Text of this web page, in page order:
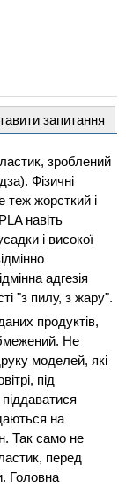
запитання
зроблений
Фізичні
теж жорсткий і
навіть
і високої
адгезія
"з пилу, з жару".
продуктів,
Не
моделей, які
під
на
Так само не
перед
Головна